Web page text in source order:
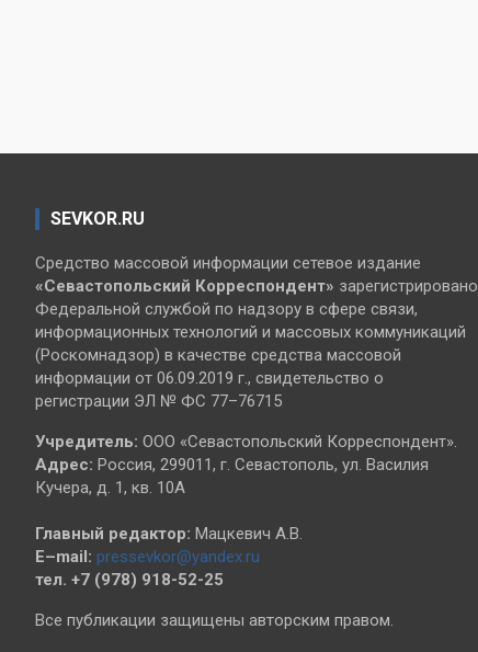
SEVKOR.RU
Средство массовой информации сетевое издание
«Севастопольский Корреспондент» зарегистрировано
Федеральной службой по надзору в сфере связи,
информационных технологий и массовых коммуникаций
(Роскомнадзор) в качестве средства массовой
информации от 06.09.2019 г., свидетельство о
регистрации ЭЛ № ФС 77–76715
Учредитель: ООО «Севастопольский Корреспондент».
Адрес: Россия, 299011, г. Севастополь, ул. Василия
Кучера, д. 1, кв. 10А
Главный редактор: Мацкевич А.В.
E–mail: pressevkor@yandex.ru
тел. +7 (978) 918-52-25
Все публикации защищены авторским правом.